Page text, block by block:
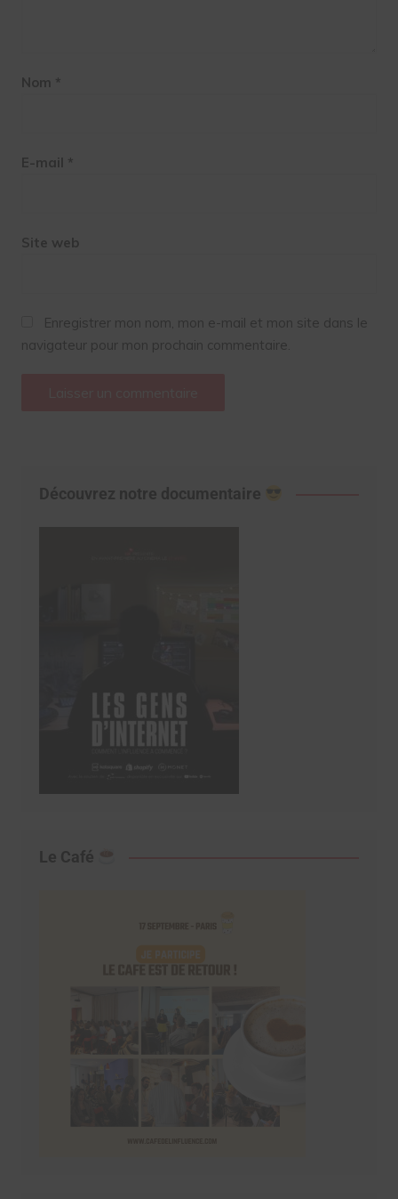
Nom *
E-mail *
Site web
Enregistrer mon nom, mon e-mail et mon site dans le
navigateur pour mon prochain commentaire.
Découvrez notre documentaire
Le Café